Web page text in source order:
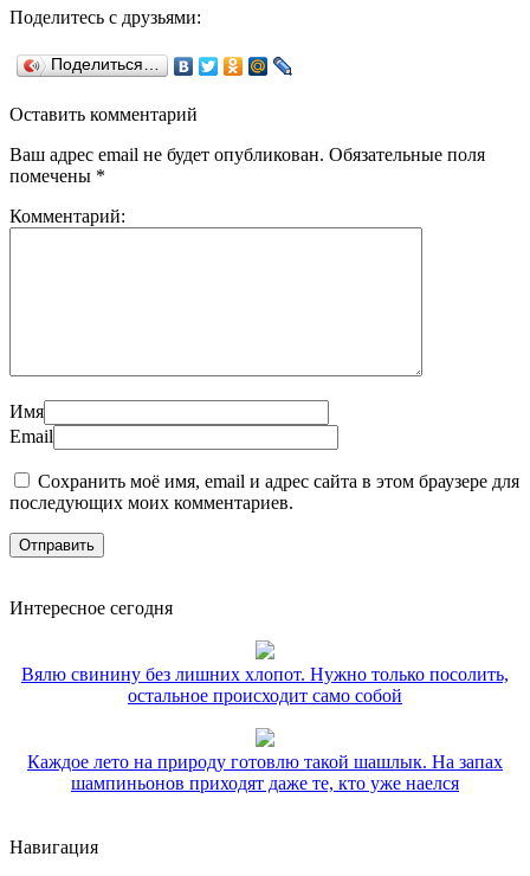
Поделитесь с друзьями:
Поделиться…
Оставить комментарий
Ваш адрес email не будет опубликован. Обязательные поля
помечены *
Комментарий:
Имя
Email
Сохранить моё имя, email и адрес сайта в этом браузере для
последующих моих комментариев.
Интересное сегодня
Вялю свинину без лишних хлопот. Нужно только посолить,
остальное происходит само собой
Каждое лето на природу готовлю такой шашлык. На запах
шампиньонов приходят даже те, кто уже наелся
Навигация